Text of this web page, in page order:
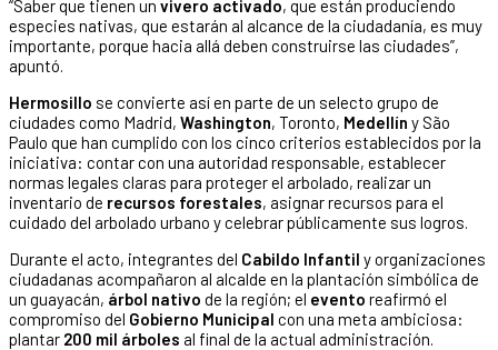
“Saber que tienen un vivero activado, que están produciendo
especies nativas, que estarán al alcance de la ciudadanía, es muy
importante, porque hacia allá deben construirse las ciudades”,
apuntó.
Hermosillo se convierte así en parte de un selecto grupo de
ciudades como Madrid, Washington, Toronto, Medellín y São
Paulo que han cumplido con los cinco criterios establecidos por la
iniciativa: contar con una autoridad responsable, establecer
normas legales claras para proteger el arbolado, realizar un
inventario de recursos forestales, asignar recursos para el
cuidado del arbolado urbano y celebrar públicamente sus logros.
Durante el acto, integrantes del Cabildo Infantil y organizaciones
ciudadanas acompañaron al alcalde en la plantación simbólica de
un guayacán, árbol nativo de la región; el evento reafirmó el
compromiso del Gobierno Municipal con una meta ambiciosa:
plantar 200 mil árboles al final de la actual administración.